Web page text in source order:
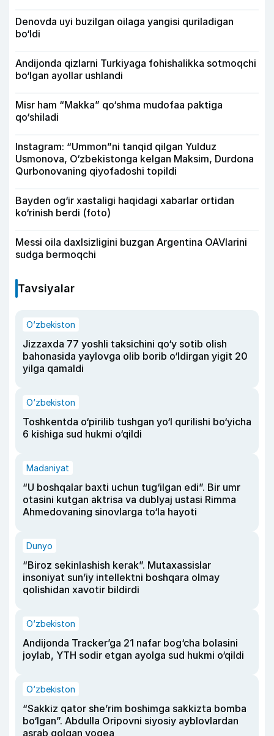
Denovda uyi buzilgan oilaga yangisi quriladigan
bo‘ldi
Andijonda qizlarni Turkiyaga fohishalikka sotmoqchi
bo‘lgan ayollar ushlandi
Misr ham “Makka” qo‘shma mudofaa paktiga
qo‘shiladi
Instagram: “Ummon”ni tanqid qilgan Yulduz
Usmonova, O‘zbekistonga kelgan Maksim, Durdona
Qurbonovaning qiyofadoshi topildi
Bayden og‘ir xastaligi haqidagi xabarlar ortidan
ko‘rinish berdi (foto)
Messi oila daxlsizligini buzgan Argentina OAVlarini
sudga bermoqchi
Tavsiyalar
O‘zbekiston
Jizzaxda 77 yoshli taksichini qo‘y sotib olish
bahonasida yaylovga olib borib o‘ldirgan yigit 20
yilga qamaldi
O‘zbekiston
Toshkentda o‘pirilib tushgan yo‘l qurilishi bo‘yicha
6 kishiga sud hukmi o‘qildi
Madaniyat
“U boshqalar baxti uchun tug‘ilgan edi”. Bir umr
otasini kutgan aktrisa va dublyaj ustasi Rimma
Ahmedovaning sinovlarga to‘la hayoti
Dunyo
“Biroz sekinlashish kerak”. Mutaxassislar
insoniyat sun’iy intellektni boshqara olmay
qolishidan xavotir bildirdi
O‘zbekiston
Andijonda Tracker’ga 21 nafar bog‘cha bolasini
joylab, YTH sodir etgan ayolga sud hukmi o‘qildi
O‘zbekiston
“Sakkiz qator she’rim boshimga sakkizta bomba
bo‘lgan”. Abdulla Oripovni siyosiy ayblovlardan
asrab qolgan voqea